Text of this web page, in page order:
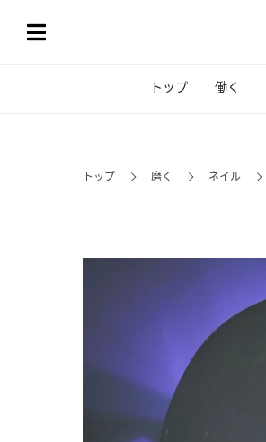
トップ 働く
トップ 磨く ネイル